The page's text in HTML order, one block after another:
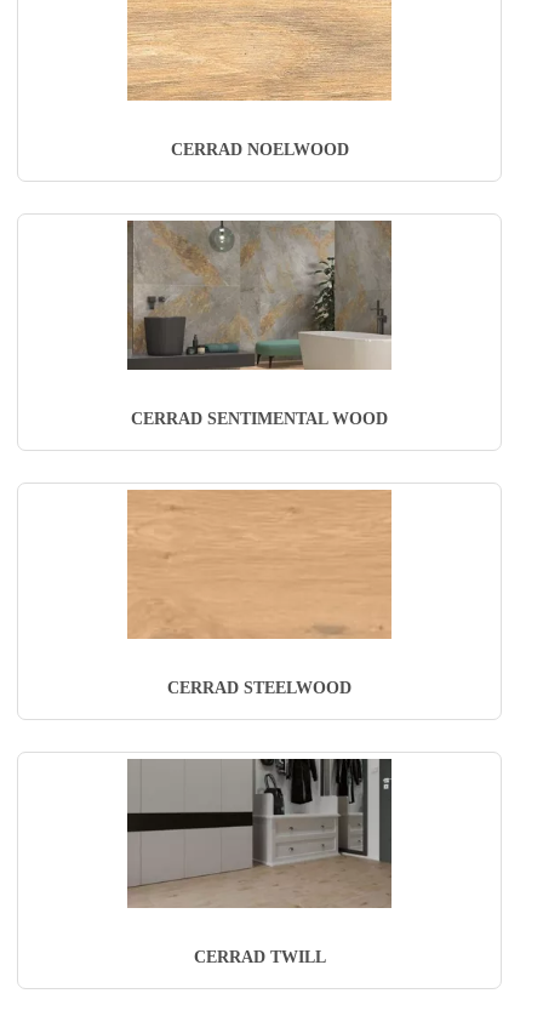
CERRAD NOELWOOD
CERRAD SENTIMENTAL WOOD
CERRAD STEELWOOD
CERRAD TWILL